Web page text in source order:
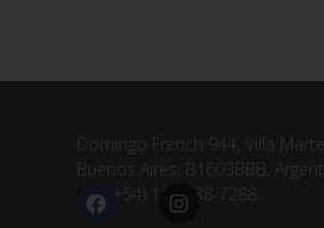
Domingo French 944, Villa
Buenos Aires, B1603BBB,
(+54) 11 3838-7288